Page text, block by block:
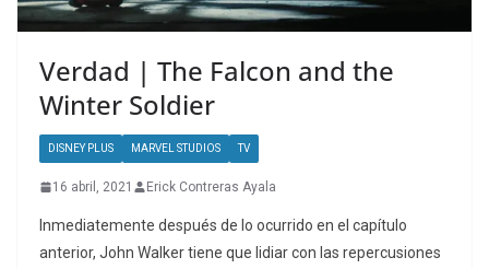
Verdad | The Falcon and the
Winter Soldier
DISNEY PLUS MARVEL STUDIOS TV
16 abril, 2021 Erick Contreras Ayala
Inmediatemente después de lo ocurrido en el capítulo
anterior, John Walker tiene que lidiar con las repercusiones